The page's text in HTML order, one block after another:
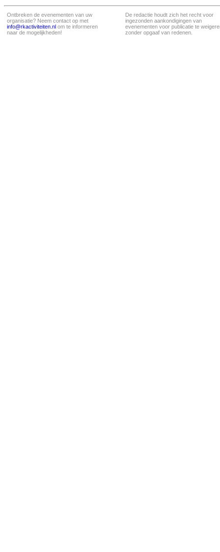
Ontbreken de evenementen van uw
organisatie? Neem contact op met
info@rkactiviteiten.nl om te informeren
naar de mogelijkheden!
De redactie houdt zich het recht voor
ingezonden aankondigingen van
evenementen voor publicatie te
zonder opgaaf van redenen.